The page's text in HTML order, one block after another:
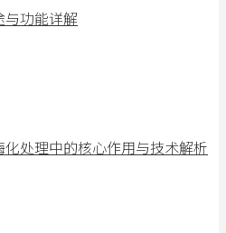
功能详解
处理中的核心作用与技术解析